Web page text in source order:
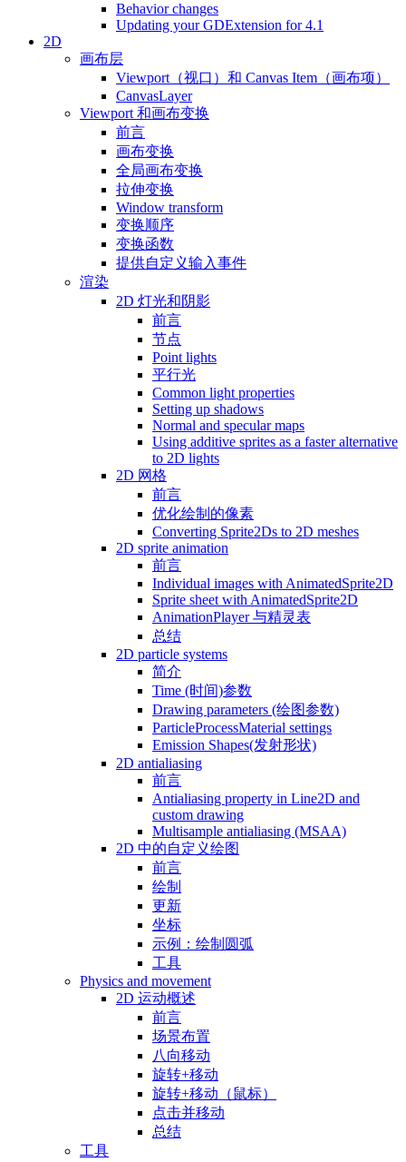
Behavior changes
Updating your GDExtension for 4.1
2D
画布层
Viewport（视口）和 Canvas Item（画布项）
CanvasLayer
Viewport 和画布变换
前言
画布变换
全局画布变换
拉伸变换
Window transform
变换顺序
变换函数
提供自定义输入事件
渲染
2D 灯光和阴影
前言
节点
Point lights
平行光
Common light properties
Setting up shadows
Normal and specular maps
Using additive sprites as a faster alternative
to 2D lights
2D 网格
前言
优化绘制的像素
Converting Sprite2Ds to 2D meshes
2D sprite animation
前言
Individual images with AnimatedSprite2D
Sprite sheet with AnimatedSprite2D
AnimationPlayer 与精灵表
总结
2D particle systems
简介
Time (时间)参数
Drawing parameters (绘图参数)
ParticleProcessMaterial settings
Emission Shapes(发射形状)
2D antialiasing
前言
Antialiasing property in Line2D and
custom drawing
Multisample antialiasing (MSAA)
2D 中的自定义绘图
前言
绘制
更新
坐标
示例：绘制圆弧
工具
Physics and movement
2D 运动概述
前言
场景布置
八向移动
旋转+移动
旋转+移动（鼠标）
点击并移动
总结
工具